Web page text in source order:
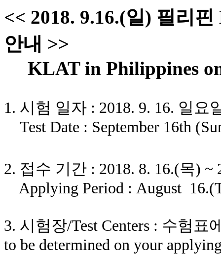
<< 2018. 9.16.(일) 필리
안내 >>
KLAT in Philippines
1. 시험 일자 : 2018. 9. 16. 일요
Test Date : September 16th
2. 접수 기간 : 2018. 8. 16.(목) ~
Applying Period : August
3. 시험장/Test Centers : 수험표
to be determined on your